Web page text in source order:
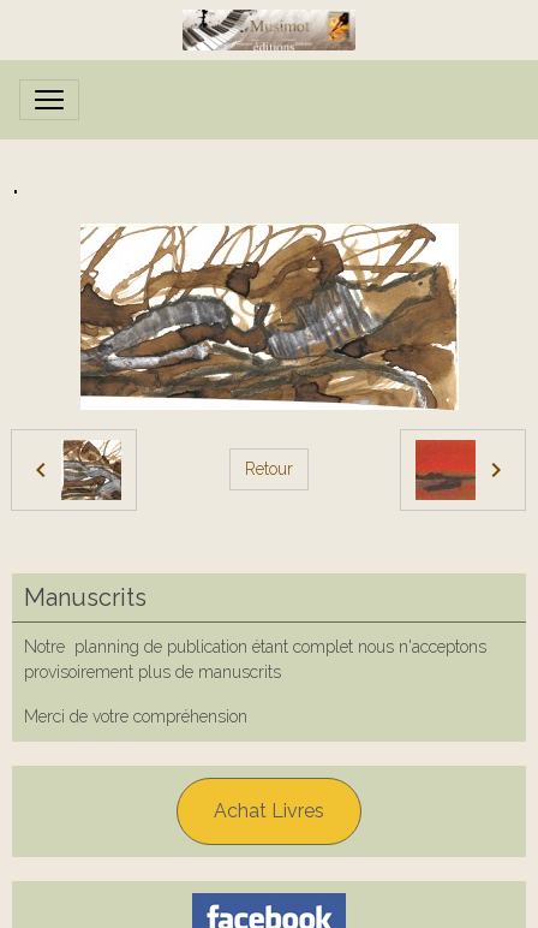
.
Retour
Manuscrits
Notre planning de publication étant complet nous n'acceptons
provisoirement plus de manuscrits
Merci de votre compréhension
Achat Livres